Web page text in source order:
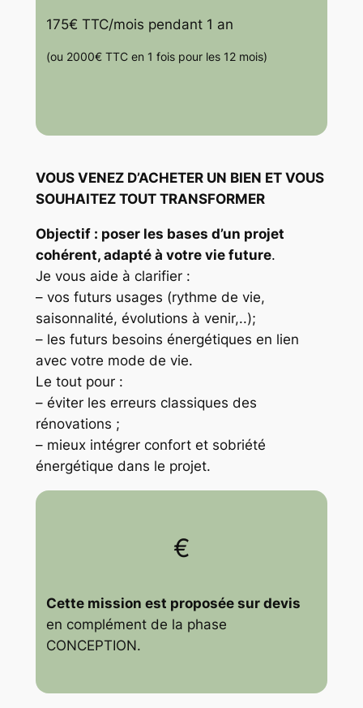
175€ TTC/mois pendant 1 an
(ou 2000€ TTC en 1 fois pour les 12 mois)
VOUS VENEZ D’ACHETER UN BIEN ET VOUS
SOUHAITEZ TOUT TRANSFORMER
Objectif : poser les bases d’un projet
cohérent, adapté à votre vie future.
Je vous aide à clarifier :
– vos futurs usages (rythme de vie,
saisonnalité, évolutions à venir,..);
– les futurs besoins énergétiques en lien
avec votre mode de vie.
Le tout pour :
– éviter les erreurs classiques des
rénovations ;
– mieux intégrer confort et sobriété
énergétique dans le projet.
€
Cette mission est proposée sur devis
en complément de la phase
CONCEPTION.